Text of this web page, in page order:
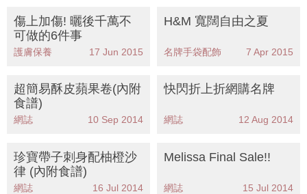
傷上加傷! 曬後千萬不
可做的6件事
護膚保養 17 Jun 2015
H&M 寬闊自由之夏
名牌手袋配飾 7 Apr 2015
超簡易酥皮蘋果卷(內附
食譜)
網誌 10 Sep 2014
快閃折上折網購名牌
網誌 12 Aug 2014
珍寶帶子刺身配柚橙沙
律 (內附食譜)
網誌 16 Jul 2014
Melissa Final Sale!!
網誌 15 Jul 2014